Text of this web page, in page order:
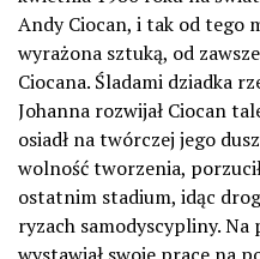
Andy Ciocan, i tak od tego
wyrażona sztuką, od
Ciocana. Śladami dziadka
Johanna rozwijał Ciocan
osiadł na twórczej jego
wolność tworzenia,
ostatnim stadium, idąc
ryzach samodyscypliny.